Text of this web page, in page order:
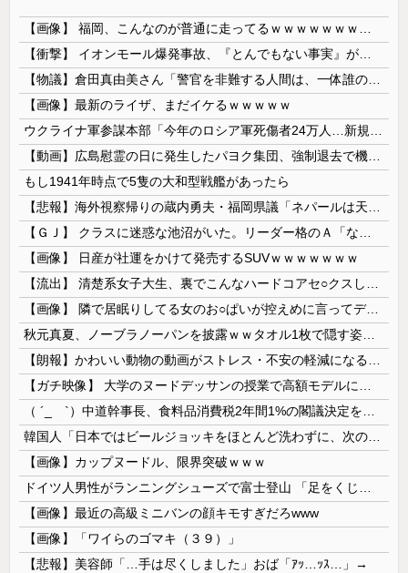
【画像】最新のライザ、まだイケるｗｗｗｗｗ
もし1941年時点で5隻の大和型戦艦があったら
【画像】 日産が社運をかけて発売するSUVｗｗｗｗｗｗｗ
【画像】 隣で居眠りしてる女のお○ぱいが控えめに言ってデカいｗｗｗ
【画像】カップヌードル、限界突破ｗｗｗ
【画像】最近の高級ミニバンの顔キモすぎだろwww
【画像】「ワイらのゴマキ（３９）」
【悲報】美容師「…手は尽くしました」おば「ｱｯ…ｯｽ…」→